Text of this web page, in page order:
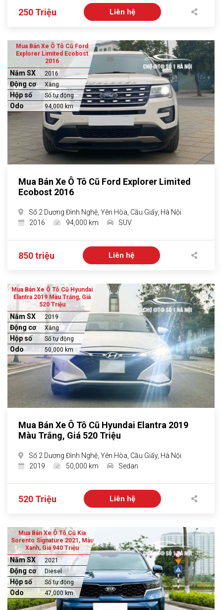
250 Triệu Liên hệ
Mua Bán Xe Ô Tô Cũ Ford
Explorer Limited Ecobost
2016
Năm SX 2016
Động cơ Xăng
Hộp số Số tự động
Odo 94,000 km
Mua Bán Xe Ô Tô Cũ Ford Explorer Limited
Ecobost 2016
Số 2 Dương Đình Nghệ, Yên Hòa, Cầu Giấy, Hà Nội
2016
94,000 km SUV
850 triệu Liên hệ
Mua Bán Xe Ô Tô Cũ Hyundai
Elantra 2019 Màu Trắng, Giá
520 Triệu
Năm SX 2019
Động cơ Xăng
Hộp số Số tự động
Odo 50,000 km
Mua Bán Xe Ô Tô Cũ Hyundai Elantra 2019
Màu Trắng, Giá 520 Triệu
Số 2 Dương Đình Nghệ, Yên Hòa, Cầu Giấy, Hà Nội
2019
50,000 km Sedan
520 Triệu Liên hệ
Mua Bán Xe Ô Tô Cũ Kia
Sorento Signature 2021, Màu
Xanh, Giá 940 Triệu
Năm SX 2021
Động cơ Diesel
Hộp số Số tự động
Odo 47,000 km